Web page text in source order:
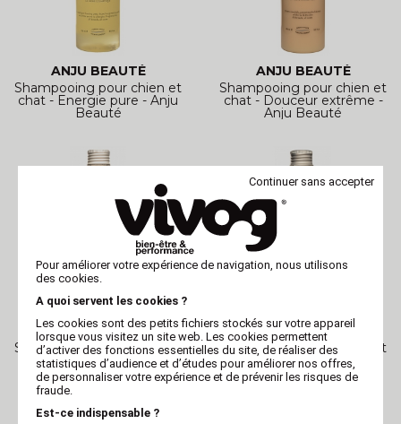
ANJU BEAUTÉ
Shampooing pour chien et
chat - Energie pure - Anju
Beauté
ANJU BEAUTÉ
Shampooing pour chien et
chat - Douceur extrême -
Anju Beauté
ANJU BEAUTÉ
Shampooing pour chien et
chat - Degrease - Anju
Beauté
ANJU BEAUTÉ
Shampooing pour chien et
chat - Cade Premium -
Anju Beauté
Continuer sans accepter
Pour améliorer votre expérience de navigation, nous utilisons
des cookies.
A quoi servent les cookies ?
Les cookies sont des petits fichiers stockés sur votre appareil
lorsque vous visitez un site web. Les cookies permettent
d’activer des fonctions essentielles du site, de réaliser des
statistiques d’audience et d’études pour améliorer nos offres,
de personnaliser votre expérience et de prévenir les risques de
fraude.
Est-ce indispensable ?